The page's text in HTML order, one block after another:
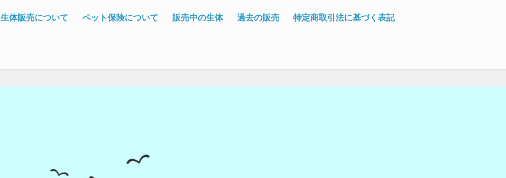
生体販売について ペット保険について 販売中の生体 過去の販売 特定商取引法に基づく表記